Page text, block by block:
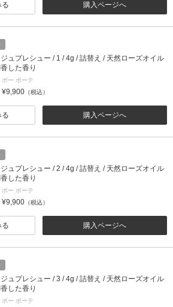
購入ページへ
る
ュプレシュー / 1 / 4g / 詰替え / 天然ローズオイル
した香り
ポー ボーテ
¥9,900 （税込）
購入ページへ
る
ュプレシュー / 2 / 4g / 詰替え / 天然ローズオイル
した香り
ポー ボーテ
¥9,900 （税込）
購入ページへ
る
ュプレシュー / 3 / 4g / 詰替え / 天然ローズオイル
した香り
ポー ボーテ